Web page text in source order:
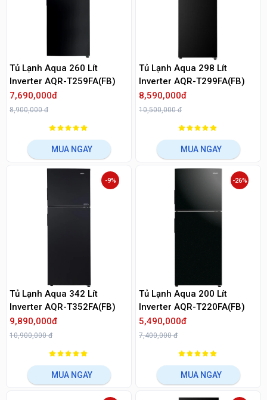
Tủ Lạnh Aqua 260 Lít
Inverter AQR-T259FA(FB)
7,690,000đ
8,900,000 đ
MUA NGAY
Tủ Lạnh Aqua 298 Lít
Inverter AQR-T299FA(FB)
8,590,000đ
10,500,000 đ
MUA NGAY
Tủ Lạnh Aqua 342 Lít
Inverter AQR-T352FA(FB)
9,890,000đ
10,900,000 đ
-9%
MUA NGAY
Tủ Lạnh Aqua 200 Lít
Inverter AQR-T220FA(FB)
5,490,000đ
7,400,000 đ
-26%
MUA NGAY